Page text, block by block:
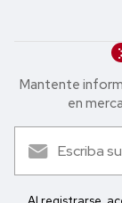
Mantente
en